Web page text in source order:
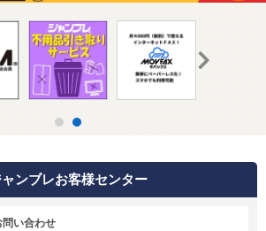
ャンブレお客様センター
問い合わせ